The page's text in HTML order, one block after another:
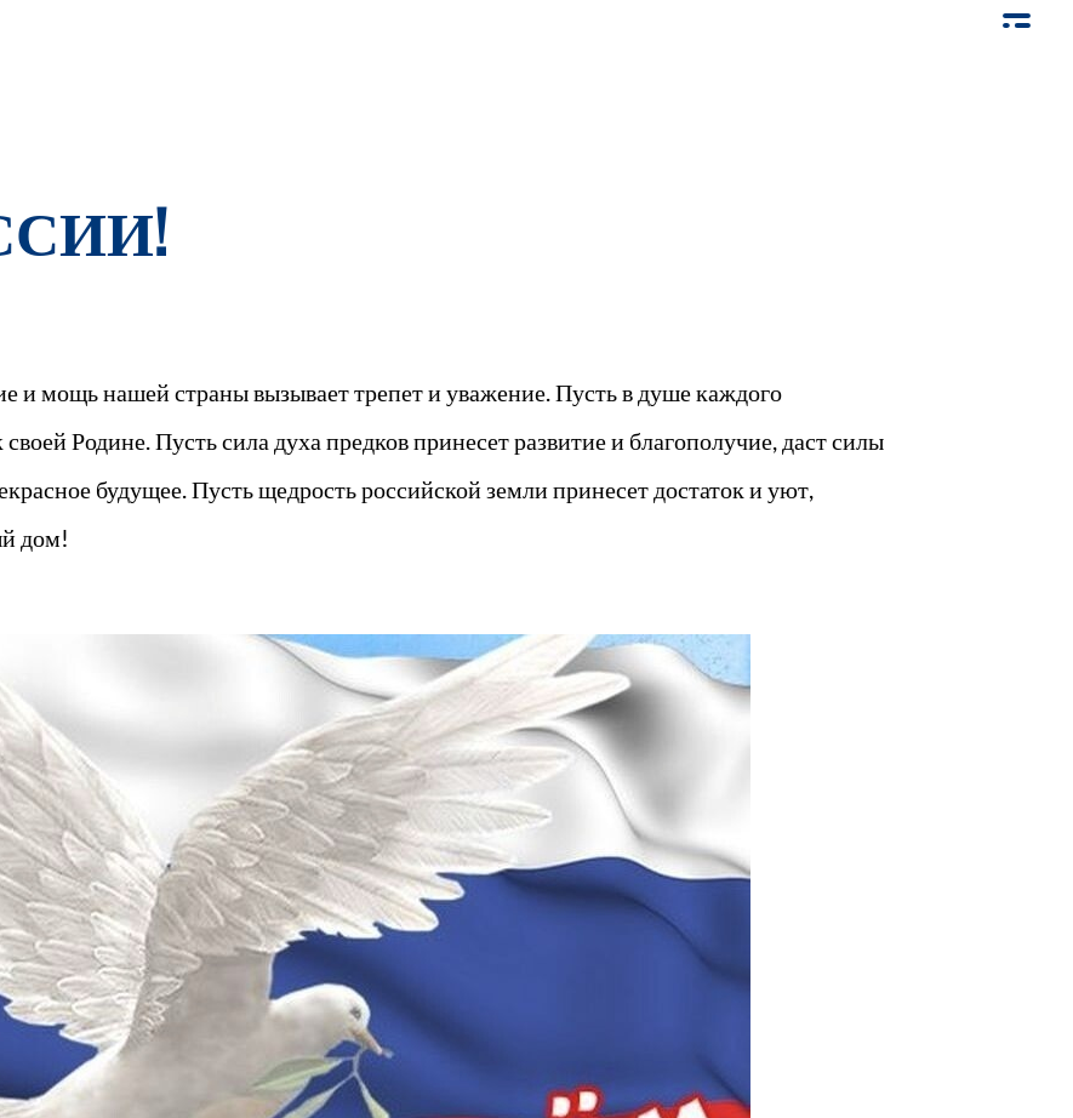
и мощь нашей страны вызывает трепет и уважение. Пусть в душе каждого
Родине. Пусть сила духа предков принесет развитие и благополучие, даст силы
будущее. Пусть щедрость российской земли принесет достаток и уют,
дом!